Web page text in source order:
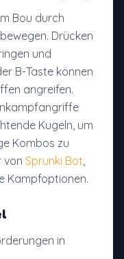
Bou durch
Drücken
und
B-Taste können
angreifen.
Kugeln, um
Kombos zu
von Sprunki Bot,
Kampfoptionen.
in